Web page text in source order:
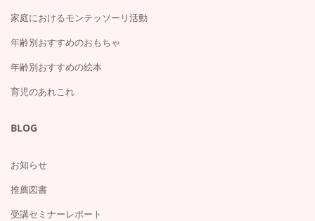
家庭におけるモンテッソーリ活動
年齢別おすすめのおもちゃ
年齢別おすすめの絵本
育児のあれこれ
BLOG
お知らせ
推薦図書
受講セミナーレポート